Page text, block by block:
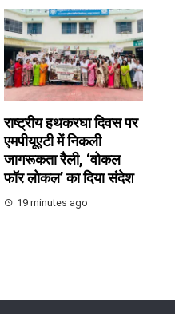
राष्ट्रीय हथकरघा दिवस पर
एमपीयूएटी में निकली
जागरूकता रैली, ‘वोकल
फॉर लोकल’ का दिया संदेश
19 minutes ago